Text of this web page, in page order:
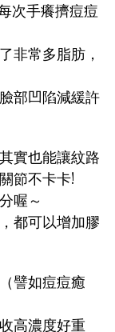
次手癢擠痘痘
非常多脂肪，
部凹陷減緩許
實也能讓紋路
節不卡卡!
喔～
都可以增加膠
譬如痘痘癒
高濃度好重